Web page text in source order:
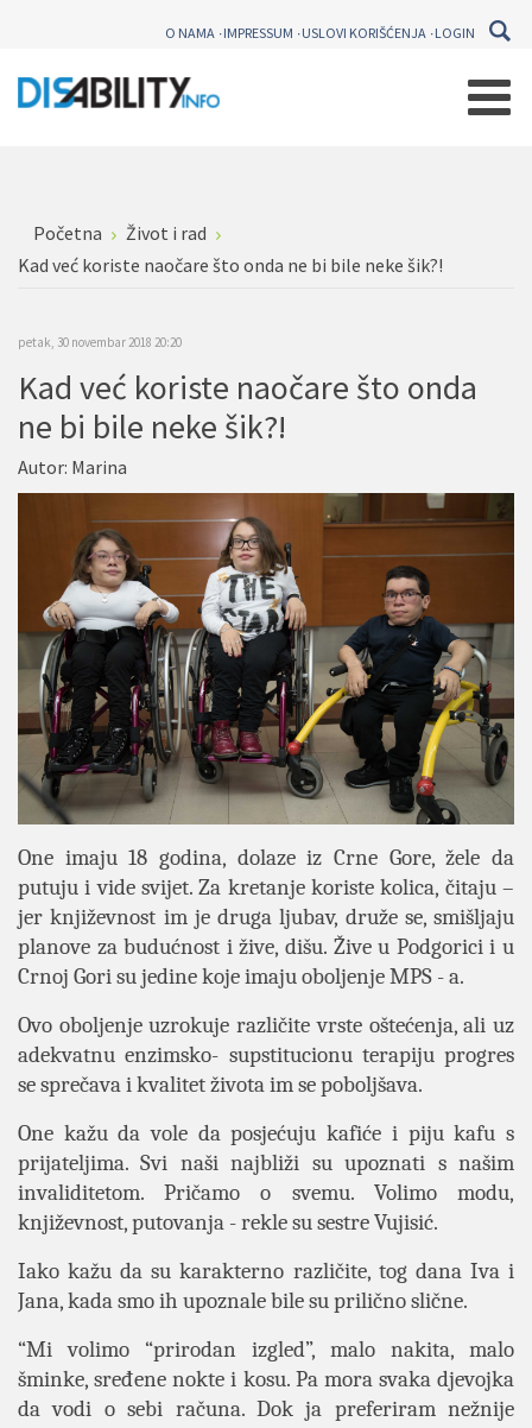
O NAMA IMPRESSUM USLOVI KORIŠĆENJA LOGIN
Početna
Život i rad
Kad već koriste naočare što onda ne bi bile neke šik?!
petak, 30 novembar 2018 20:20
Kad već koriste naočare što onda
ne bi bile neke šik?!
Autor: Marina
One imaju 18 godina, dolaze iz Crne Gore, žele da
putuju i vide svijet. Za kretanje koriste kolica, čitaju –
jer književnost im je druga ljubav, druže se, smišljaju
planove za budućnost i žive, dišu. Žive u Podgorici i u
Crnoj Gori su jedine koje imaju oboljenje MPS - a.
Ovo oboljenje uzrokuje različite vrste oštećenja, ali uz
adekvatnu enzimsko- supstitucionu terapiju progres
se sprečava i kvalitet života im se poboljšava.
One kažu da vole da posjećuju kafiće i piju kafu s
prijateljima. Svi naši najbliži su upoznati s našim
invaliditetom. Pričamo o svemu. Volimo modu,
književnost, putovanja - rekle su sestre Vujisić.
Iako kažu da su karakterno različite, tog dana Iva i
Jana, kada smo ih upoznale bile su prilično slične.
“Mi volimo “prirodan izgled”, malo nakita, malo
šminke, sređene nokte i kosu. Pa mora svaka djevojka
da vodi o sebi računa. Dok ja preferiram nežnije